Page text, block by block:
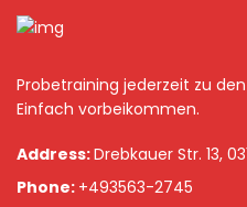
Probetraining jederzeit zu
Einfach vorbeikommen.
Address:Drebkauer Str. 13,
Phone: +493563-2745